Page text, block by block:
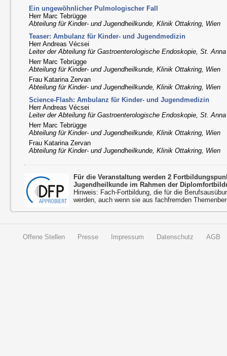
Ein ungewöhnlicher Pulmologischer Fall
Herr Marc Tebrügge
Abteilung für Kinder- und Jugendheilkunde, Klinik Ottakring, Wien
Teaser: Ambulanz für Kinder- und Jugendmedizin
Herr Andreas Vécsei
Leiter der Abteilung für Gastroenterologische Endoskopie, St.
Herr Marc Tebrügge
Abteilung für Kinder- und Jugendheilkunde, Klinik Ottakring, Wien
Frau Katarina Zervan
Abteilung für Kinder- und Jugendheilkunde, Klinik Ottakring, Wien
Science-Flash: Ambulanz für Kinder- und Jugendmedizin
Herr Andreas Vécsei
Leiter der Abteilung für Gastroenterologische Endoskopie, St.
Herr Marc Tebrügge
Abteilung für Kinder- und Jugendheilkunde, Klinik Ottakring, Wien
Frau Katarina Zervan
Abteilung für Kinder- und Jugendheilkunde, Klinik Ottakring, Wien
Für die Veranstaltung werden 2
Jugendheilkunde im Rahmen der
Hinweis: Fach-Fortbildung, die für die
werden, auch wenn sie aus fachfremden
Offene Stellen Presse Impressum Datenschutz AGB